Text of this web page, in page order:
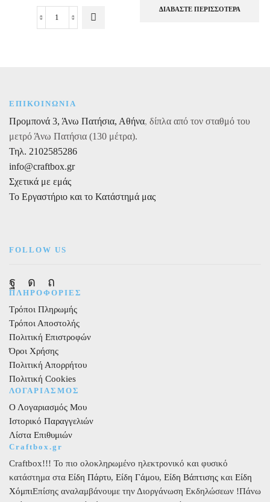
Πιάτα
14τεμ.
ΔΙΑΒΆΣΤΕ ΠΕΡΙΣΣΌΤΕΡΑ
ΕΠΙΚΟΙΝΩΝΙΑ
Προμπονά 3, Άνω Πατήσια, Αθήνα, δίπλα από τον σταθμό του
μετρό Άνω Πατήσια (130 μέτρα).
Τηλ. 2102585286
info@craftbox.gr
Σχετικά με εμάς
Το Εργαστήριο και το Κατάστημά μας
FOLLOW US
Facebook
Instagram
Pinterest
ΠΛΗΡΟΦΟΡΙΕΣ
Τρόποι Πληρωμής
Τρόποι Αποστολής
Πολιτική Επιστροφών
Όροι Χρήσης
Πολιτική Απορρήτου
Πολιτική Cookies
ΛΟΓΑΡΙΑΣΜΟΣ
Ο Λογαριασμός Μου
Ιστορικό Παραγγελιών
Λίστα Επιθυμιών
Craftbox.gr
Craftbox!!! Το πιο ολοκληρωμένο ηλεκτρονικό και φυσικό
κατάστημα στα Είδη Πάρτυ, Είδη Γάμου, Είδη Βάπτισης και Είδη
ΧόμπιΕπίσης αναλαμβάνουμε την Διοργάνωση Εκδηλώσεων !Πάνω